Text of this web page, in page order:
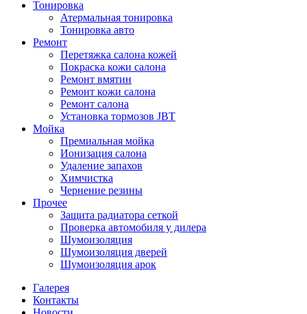
Тонировка
Атермальная тонировка
Тонировка авто
Ремонт
Перетяжка салона кожей
Покраска кожи салона
Ремонт вмятин
Ремонт кожи салона
Ремонт салона
Установка тормозов JBT
Мойка
Премиальная мойка
Ионизация салона
Удаление запахов
Химчистка
Чернение резины
Прочее
Защита радиатора сеткой
Проверка автомобиля у дилера
Шумоизоляция
Шумоизоляция дверей
Шумоизоляция арок
Галерея
Контакты